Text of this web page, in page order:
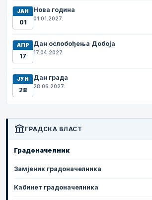
ЈАН
01
Нова година
01.01.2027.
АПР
17
Дан ослобођења Добоја
17.04.2027.
ЈУН
28
Дан града
28.06.2027.
account_balance ГРАДСКА ВЛАСТ
Градоначелник
Замјеник градоначелника
Кабинет градоначелника